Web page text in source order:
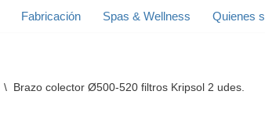
Fabricación Spas & Wellness Quienes
\ Brazo colector Ø500-520 filtros Kripsol 2 udes.